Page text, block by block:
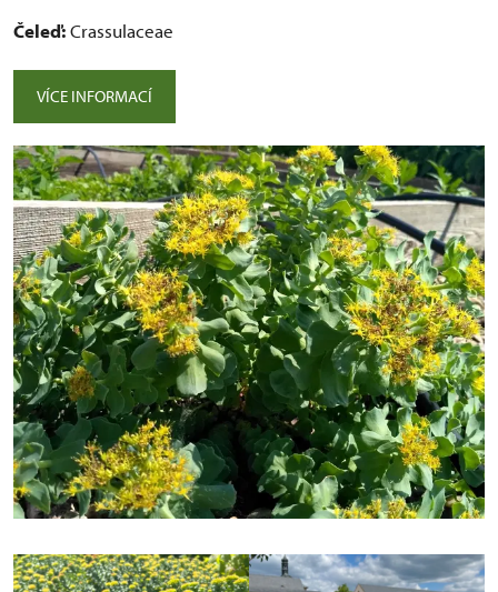
Čeleď:Crassulaceae
VÍCE INFORMACÍ